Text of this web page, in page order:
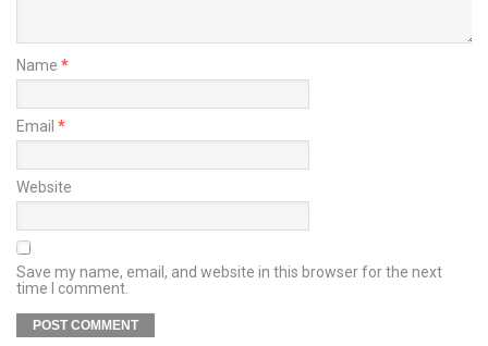
Name *
Email *
Website
Save my name, email, and website in this browser for the next
time I comment.